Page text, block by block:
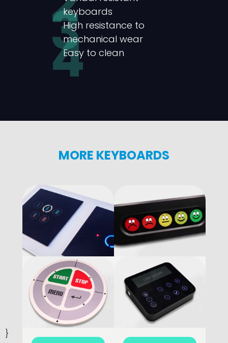
keyboards
3
High resistance to
mechanical wear
4
Easy to clean
MORE KEYBOARDS
Teclados de
membrana
Teclados
touchless
}